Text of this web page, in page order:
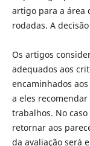
artigo para a área
rodadas. A
Os artigos
adequados aos
encaminhados
a eles
trabalhos. No
retornar aos
da avaliação será